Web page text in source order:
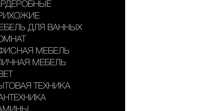
ДЛЯ ВАННЫХ
МЕБЕЛЬ
МЕБЕЛЬ
ТЕХНИКА